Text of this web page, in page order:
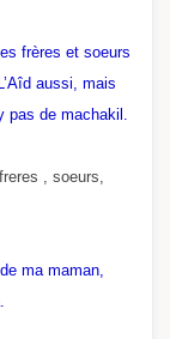
frères et soeurs
aussi, mais
pas de machakil.
, soeurs,
ma maman,